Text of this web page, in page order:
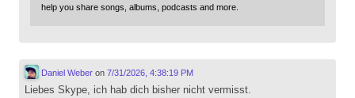
help you share songs, albums, podcasts and more.
Daniel Weberon 7/31/2026, 4:38:19 PM
Liebes Skype, ich hab dich bisher nicht vermisst.